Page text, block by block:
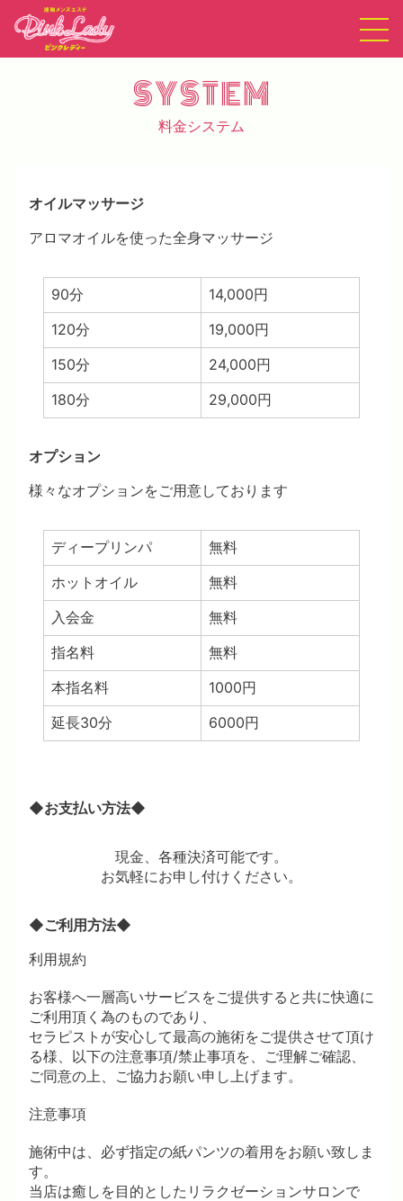
SYSTEM
料金システム
オイルマッサージ
アロマオイルを使った全身マッサージ
90分
14,000円
120分
19,000円
150分
24,000円
180分
29,000円
オプション
様々なオプションをご用意しております
ディープリンパ
無料
ホットオイル
無料
入会金
無料
指名料
無料
本指名料
1000円
延長30分
6000円
◆お支払い方法◆
現金、各種決済可能です。
お気軽にお申し付けください。
◆ご利用方法◆
利用規約
お客様へ一層高いサービスをご提供すると共に快適に
ご利用頂く為のものであり、
セラピストが安心して最高の施術をご提供させて頂け
る様、以下の注意事項/禁止事項を、ご理解ご確認、
ご同意の上、ご協力お願い申し上げます。
注意事項
施術中は、必ず指定の紙パンツの着用をお願い致しま
す。
当店は癒しを目的としたリラクゼーションサロンで